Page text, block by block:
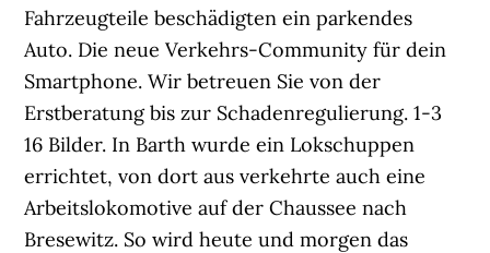
Fahrzeugteile beschädigten ein parkendes
Auto. Die neue Verkehrs-Community für dein
Smartphone. Wir betreuen Sie von der
Erstberatung bis zur Schadenregulierung. 1-3
16 Bilder. In Barth wurde ein Lokschuppen
errichtet, von dort aus verkehrte auch eine
Arbeitslokomotive auf der Chaussee nach
Bresewitz. So wird heute und morgen das